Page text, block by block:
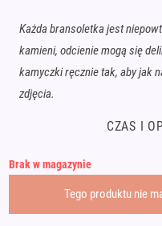
Każda bransoletka jest
kamieni, odcienie mogą się
kamyczki ręcznie tak, aby jak
zdjęcia.
CZAS I
Brak w magazynie
Tego produktu nie